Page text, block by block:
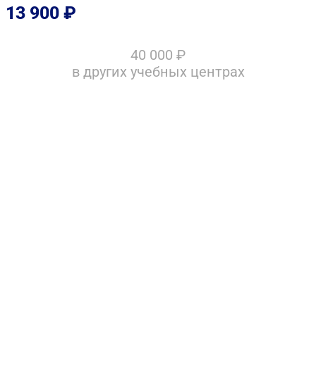
13 900 ₽
40 000 ₽
в других учебных центрах